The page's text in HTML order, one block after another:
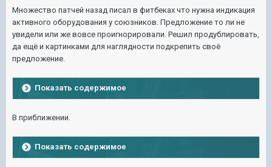
Множество патчей назад писал в фитбеках что нужна индикация
активного оборудования у союзников. Предложение то ли не
увидели или же вовсе проигнорировали. Решил продублировать,
да ещё и картинками для наглядности подкрепить своё
предложение.
Показать содержимое
В приближении.
Показать содержимое